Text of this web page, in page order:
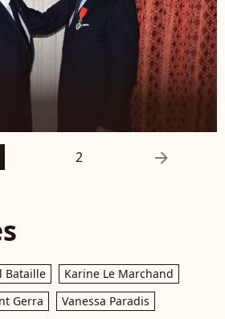
2 arrow_right
Bataille
Karine Le Marchand
Gerra
Vanessa Paradis